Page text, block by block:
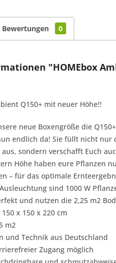
Bewertungen 0
"HOMEbox
Q150+ mit neuer Höhe!!
neue Boxengröße die
endlich da! Sie füllt nicht nur
sondern verschafft Euch
Höhe haben eure Pflanzen
– für das optimale
sind 1000 W
und nutzen die 2,25 m2
x 150 x 220 cm
m2
und Technik aus Deutschland
Zugang möglich